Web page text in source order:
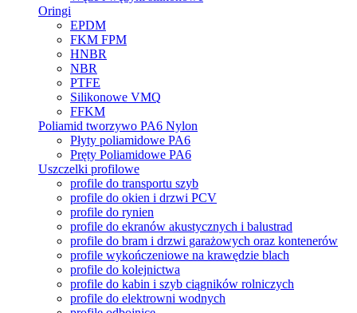
Oringi
EPDM
FKM FPM
HNBR
NBR
PTFE
Silikonowe VMQ
FFKM
Poliamid tworzywo PA6 Nylon
Płyty poliamidowe PA6
Pręty Poliamidowe PA6
Uszczelki profilowe
profile do transportu szyb
profile do okien i drzwi PCV
profile do rynien
profile do ekranów akustycznych i balustrad
profile do bram i drzwi garażowych oraz kontenerów
profile wykończeniowe na krawędzie blach
profile do kolejnictwa
profile do kabin i szyb ciągników rolniczych
profile do elektrowni wodnych